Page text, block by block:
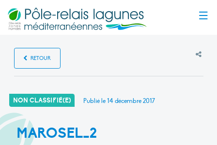
RETOUR
NON CLASSIFIÉ(E) Publié le14 décembre 2017
MAROSEL_2